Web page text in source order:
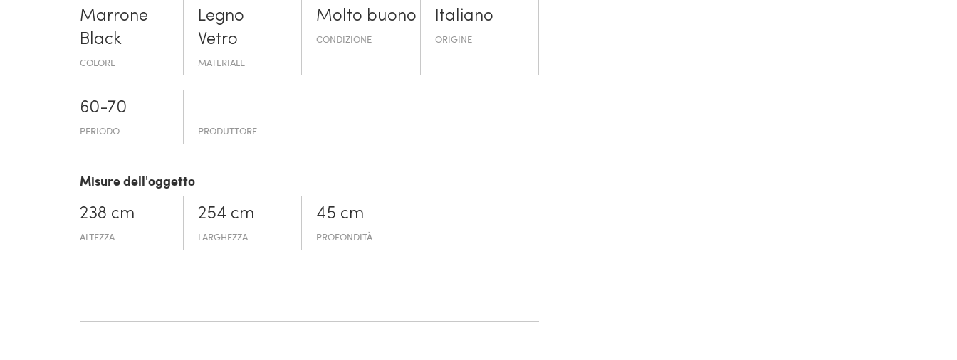
Marrone
Black
COLORE
Legno
Vetro
MATERIALE
Molto buono
CONDIZIONE
Italiano
ORIGINE
60-70
PERIODO PRODUTTORE
Misure dell'oggetto
238 cm
ALTEZZA
254 cm
LARGHEZZA
45 cm
PROFONDITÀ